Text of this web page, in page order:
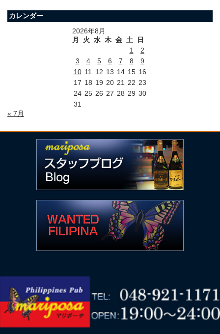
カレンダー
2026年8月
月
火 水 木 金 土
日
1
2
3
4 5 6 7 8
9
10 11 12 13 14 15 16
17 18 19 20 21 22 23
24 25 26 27 28 29 30
31
« 7月